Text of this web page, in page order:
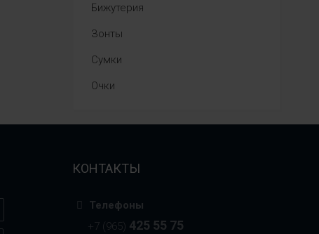
Бижутерия
Зонты
Сумки
Очки
КОНТАКТЫ
Телефоны
+7 (965) 425 55 75